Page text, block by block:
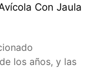
Con Jaula
los años, y las